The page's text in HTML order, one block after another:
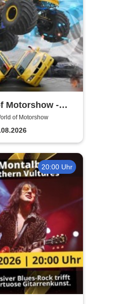
Motorshow -
2026
of Motorshow
20:00 Uhr